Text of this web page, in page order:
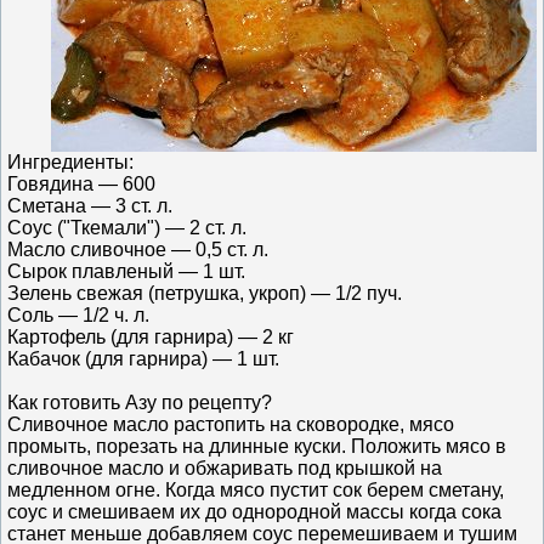
Ингредиенты:
Говядина — 600
Сметана — 3 ст. л.
Соус ("Ткемали") — 2 ст. л.
Масло сливочное — 0,5 ст. л.
Сырок плавленый — 1 шт.
Зелень свежая (петрушка, укроп) — 1/2 пуч.
Соль — 1/2 ч. л.
Картофель (для гарнира) — 2 кг
Кабачок (для гарнира) — 1 шт.
Как готовить Азу по рецепту?
Сливочное масло растопить на сковородке, мясо
промыть, порезать на длинные куски. Положить мясо в
сливочное масло и обжаривать под крышкой на
медленном огне. Когда мясо пустит сок берем сметану,
соус и смешиваем их до однородной массы когда сока
станет меньше добавляем соус перемешиваем и тушим